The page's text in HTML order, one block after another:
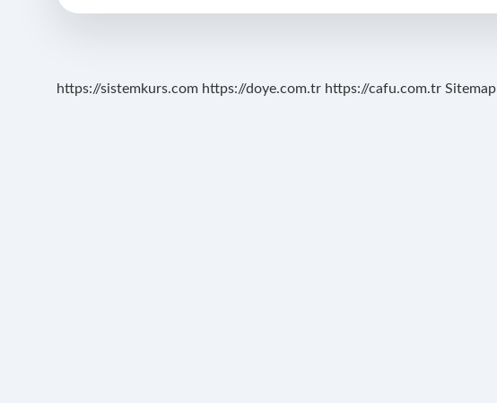
?
https://sistemkurs.com https://doye.com.tr https://cafu.com.tr Sitemap